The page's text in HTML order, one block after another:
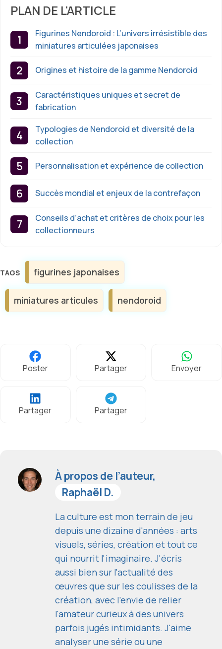
PLAN DE L'ARTICLE
Figurines Nendoroid : L’univers irrésistible des
miniatures articulées japonaises
Origines et histoire de la gamme Nendoroid
Caractéristiques uniques et secret de
fabrication
Typologies de Nendoroid et diversité de la
collection
Personnalisation et expérience de collection
Succès mondial et enjeux de la contrefaçon
Conseils d’achat et critères de choix pour les
collectionneurs
Étiquettes
figurines japonaises
miniatures articules nendoroid
Poster Partager Envoyer
Partager Partager
À propos de l’auteur,
Raphaël D.
La culture est mon terrain de jeu
depuis une dizaine d'années : arts
visuels, séries, création et tout ce
qui nourrit l'imaginaire. J'écris
aussi bien sur l'actualité des
œuvres que sur les coulisses de la
création, avec l'envie de relier
l'amateur curieux à des univers
parfois jugés intimidants. J'aime
analyser une série ou une